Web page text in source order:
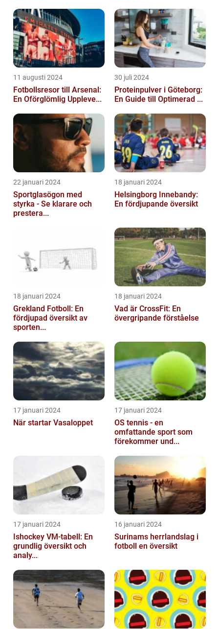
11 augusti 2024
Fotbollsresor till Arsenal:
En Oförglömlig Uppleve...
30 juli 2024
Proteinpulver i Göteborg:
En Guide till Optimerad ...
22 januari 2024
Sportglasögon med
styrka - Se klarare och
prestera...
18 januari 2024
Helsingborg Innebandy:
En fördjupande översikt
18 januari 2024
Grekland Fotboll: En
fördjupad översikt av
sporten...
18 januari 2024
Vad är CrossFit: En
övergripande förståelse
17 januari 2024
När startar Vasaloppet
17 januari 2024
OS tennis - en
omfattande sport som
förekommer und...
17 januari 2024
Ishockey VM-tabell: En
grundlig översikt och
analy...
16 januari 2024
Surinams herrlandslag i
fotboll en översikt